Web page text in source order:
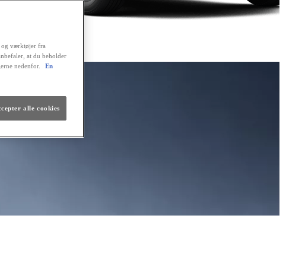
og værktøjer fra
at du beholder
nedenfor.
En
alle cookies